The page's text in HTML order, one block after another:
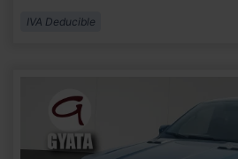
IVA Deducible